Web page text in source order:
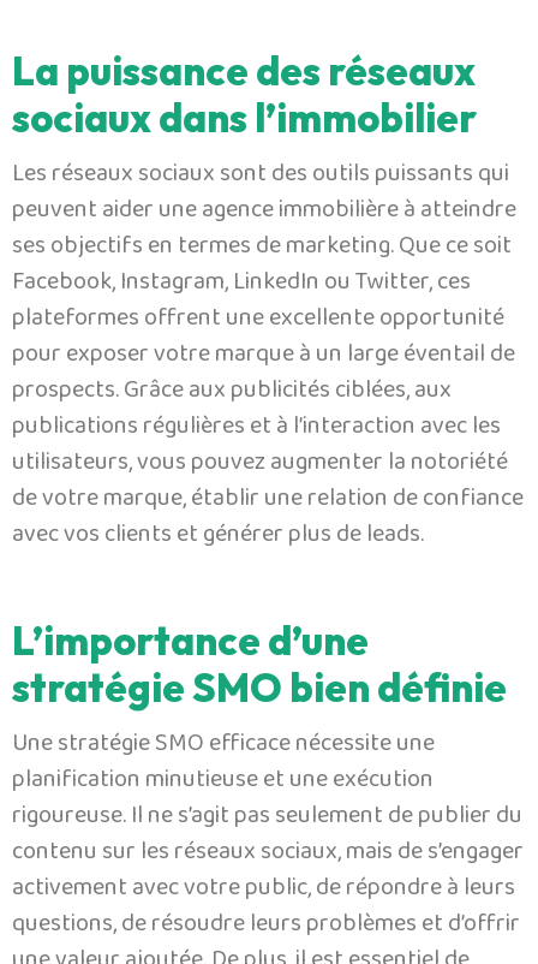
La puissance des réseaux
sociaux dans l’immobilier
Les réseaux sociaux sont des outils puissants qui
peuvent aider une agence immobilière à atteindre
ses objectifs en termes de marketing. Que ce soit
Facebook, Instagram, LinkedIn ou Twitter, ces
plateformes offrent une excellente opportunité
pour exposer votre marque à un large éventail de
prospects. Grâce aux publicités ciblées, aux
publications régulières et à l’interaction avec les
utilisateurs, vous pouvez augmenter la notoriété
de votre marque, établir une relation de confiance
avec vos clients et générer plus de leads.
L’importance d’une
stratégie SMO bien définie
Une stratégie SMO efficace nécessite une
planification minutieuse et une exécution
rigoureuse. Il ne s’agit pas seulement de publier du
contenu sur les réseaux sociaux, mais de s’engager
activement avec votre public, de répondre à leurs
questions, de résoudre leurs problèmes et d’offrir